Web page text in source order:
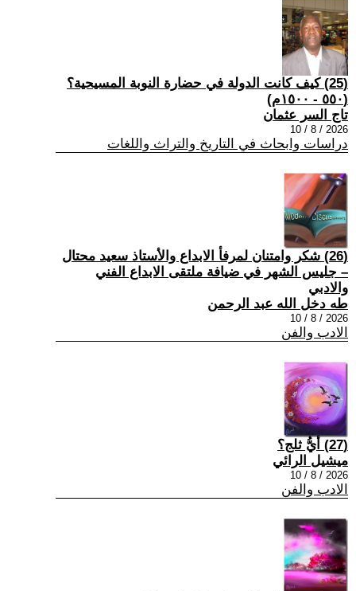
(25) كيف كانت الدولة في حضارة النوبة المسيحية؟
(٥٥٠ - ١٥٠٠م)
تاج السر عثمان
2026 / 8 / 10
دراسات وابحاث في التاريخ والتراث واللغات
(26) شكر وامتنان لمرفأ الابداع والأستاذ سعيد محتال
– جليس الشهر في ضيافة ملتقى الابداع الفني
والادبي
طه دخل الله عبد الرحمن
2026 / 8 / 10
الادب والفن
(27) أيُّ ثلج؟
ميشيل الرائي
2026 / 8 / 10
الادب والفن